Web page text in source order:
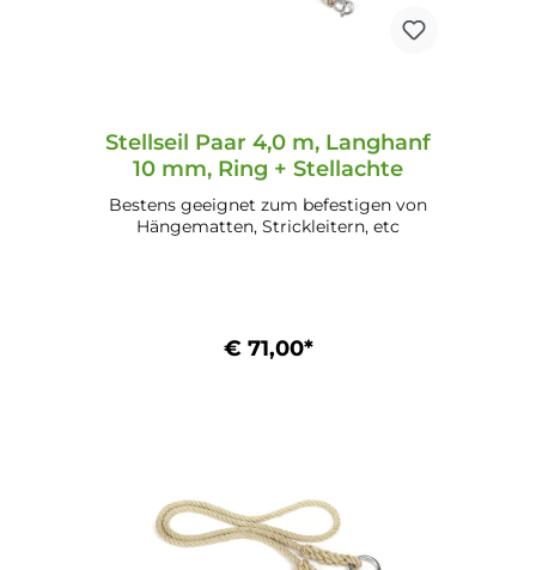
Stellseil Paar 4,0 m, Langhanf
10 mm, Ring + Stellachte
Bestens geeignet zum befestigen von
Hängematten, Strickleitern, etc
€ 71,00*